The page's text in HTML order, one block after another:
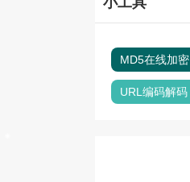
MD5在线加密
URL编码解码